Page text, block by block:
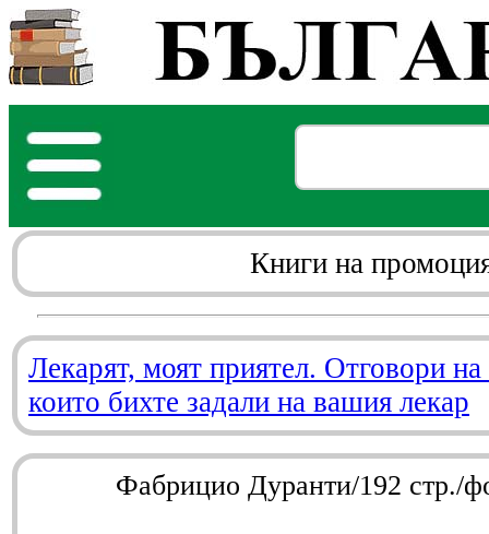
Книги на
Лекарят, моят приятел. Отговори
които бихте задали на вашия лекар
Фабрицио Дуранти/192 стр./